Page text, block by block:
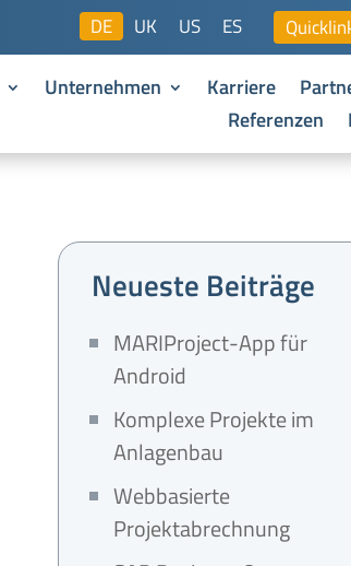
DE UK US ES
Unternehmen Karriere
Referenzen
Neueste Beiträge
MARIProject-App für
Android
Komplexe Projekte im
Anlagenbau
Webbasierte
Projektabrechnung